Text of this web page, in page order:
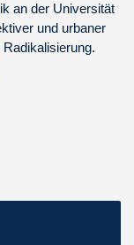
an der Universität
und urbaner